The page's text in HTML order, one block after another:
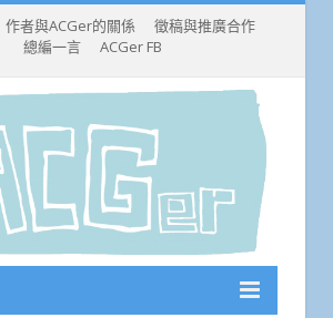
作者與ACGer的關係
徵稿與推廣合作
總編一言
ACGer FB